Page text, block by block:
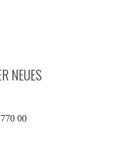
NEUES
00